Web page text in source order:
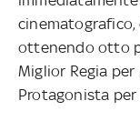
ottenendo otto
Miglior Regia
Protagonista per